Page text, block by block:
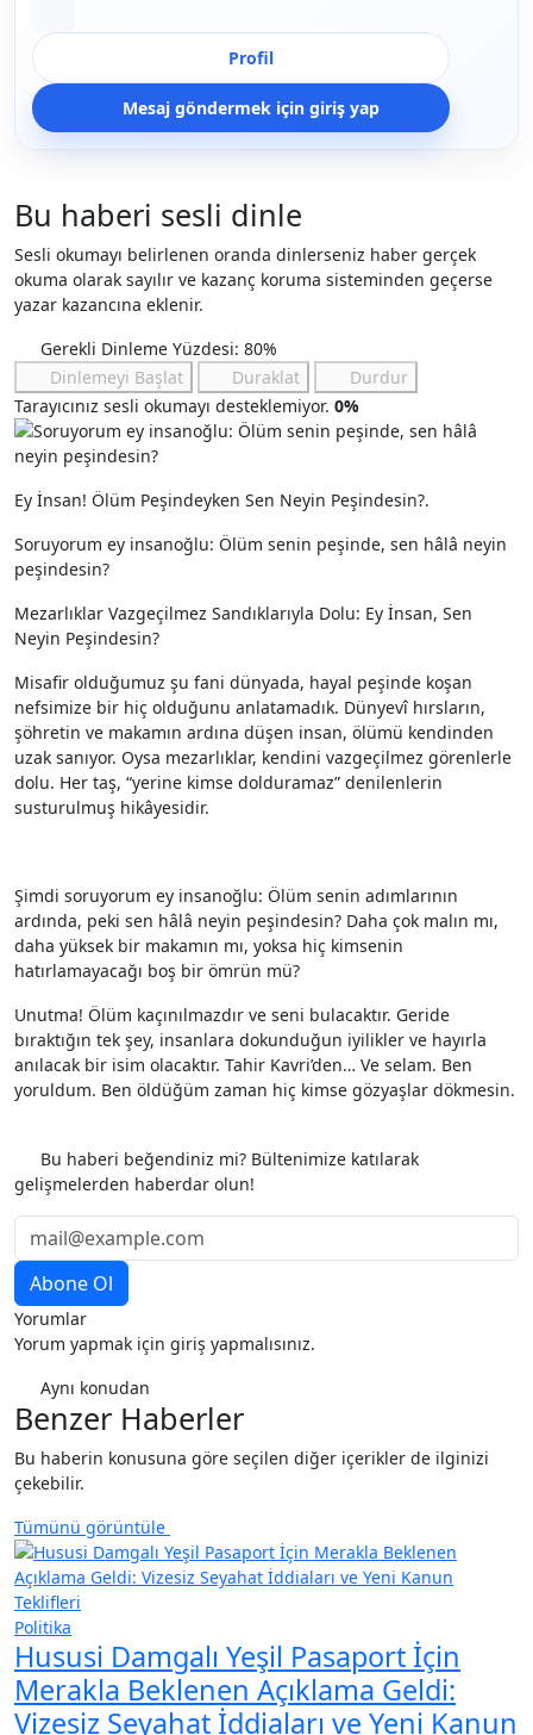
Profil
Mesaj göndermek için giriş yap
Bu haberi sesli dinle
Sesli okumayı belirlenen oranda dinlerseniz haber gerçek
okuma olarak sayılır ve kazanç koruma sisteminden geçerse
yazar kazancına eklenir.
Gerekli Dinleme Yüzdesi: 80%
Dinlemeyi Başlat
Duraklat
Durdur
Tarayıcınız sesli okumayı desteklemiyor. 0%
Ey İnsan! Ölüm Peşindeyken Sen Neyin Peşindesin?.
Soruyorum ey insanoğlu: Ölüm senin peşinde, sen hâlâ neyin
peşindesin?
Mezarlıklar Vazgeçilmez Sandıklarıyla Dolu: Ey İnsan, Sen
Neyin Peşindesin?
Misafir olduğumuz şu fani dünyada, hayal peşinde koşan
nefsimize bir hiç olduğunu anlatamadık. Dünyevî hırsların,
şöhretin ve makamın ardına düşen insan, ölümü kendinden
uzak sanıyor. Oysa mezarlıklar, kendini vazgeçilmez görenlerle
dolu. Her taş, “yerine kimse dolduramaz” denilenlerin
susturulmuş hikâyesidir.
Şimdi soruyorum ey insanoğlu: Ölüm senin adımlarının
ardında, peki sen hâlâ neyin peşindesin? Daha çok malın mı,
daha yüksek bir makamın mı, yoksa hiç kimsenin
hatırlamayacağı boş bir ömrün mü?
Unutma! Ölüm kaçınılmazdır ve seni bulacaktır. Geride
bıraktığın tek şey, insanlara dokunduğun iyilikler ve hayırla
anılacak bir isim olacaktır. Tahir Kavri’den… Ve selam. Ben
yoruldum. Ben öldüğüm zaman hiç kimse gözyaşlar dökmesin.
Bu haberi beğendiniz mi? Bültenimize katılarak
gelişmelerden haberdar olun!
Yorumlar
Yorum yapmak için giriş yapmalısınız.
Aynı konudan
Benzer Haberler
Bu haberin konusuna göre seçilen diğer içerikler de ilginizi
çekebilir.
Tümünü görüntüle
Politika
Hususi Damgalı Yeşil Pasaport İçin
Merakla Beklenen Açıklama Geldi:
Vizesiz Seyahat İddiaları ve Yeni Kanun